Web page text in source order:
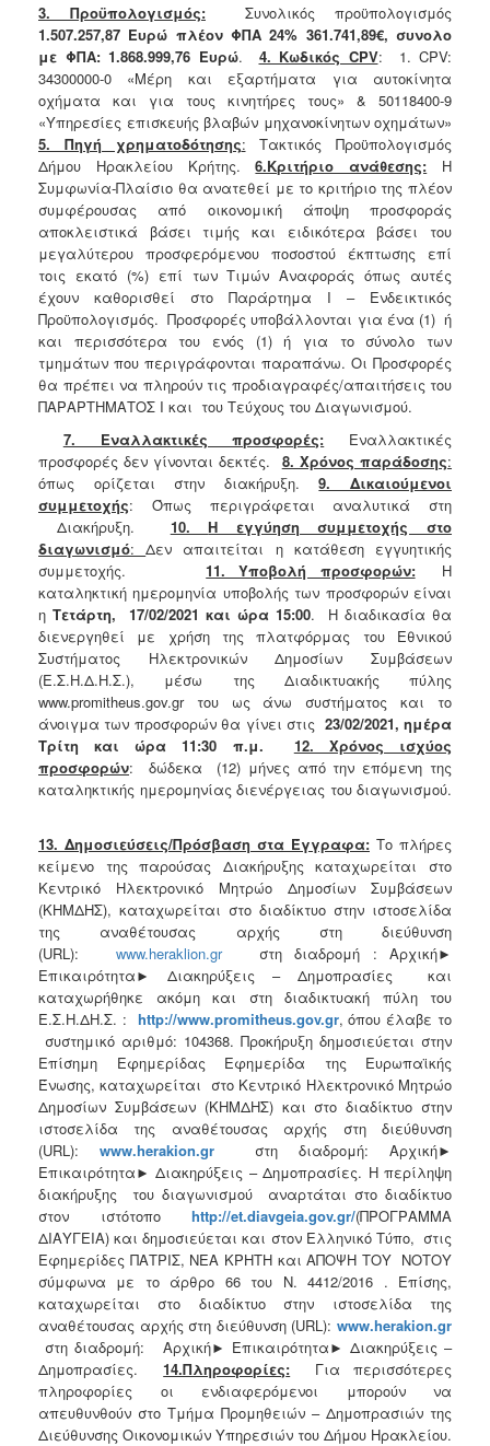
3. Προϋπολογισμός: Συνολικός προϋπολογισμός
1.507.257,87 Ευρώ πλέον ΦΠΑ 24% 361.741,89€, συνολο
με ΦΠΑ: 1.868.999,76 Ευρώ. 4. Κωδικός CPV: 1. CPV:
34300000-0 «Μέρη και εξαρτήματα για αυτοκίνητα
οχήματα και για τους κινητήρες τους» & 50118400-9
«Υπηρεσίες επισκευής βλαβών μηχανοκίνητων οχημάτων»
5. Πηγή χρηματοδότησης: Τακτικός Προϋπολογισμός
Δήμου Ηρακλείου Κρήτης.6.Κριτήριο ανάθεσης: Η
Συμφωνία-Πλαίσιο θα ανατεθεί με το κριτήριο της πλέον
συμφέρουσας από οικονομική άποψη προσφοράς
αποκλειστικά βάσει τιμής και ειδικότερα βάσει του
μεγαλύτερου προσφερόμενου ποσοστού έκπτωσης επί
τοις εκατό (%) επί των Τιμών Αναφοράς όπως αυτές
έχουν καθορισθεί στο Παράρτημα Ι – Ενδεικτικός
Προϋπολογισμός. Προσφορές υποβάλλονται για ένα (1) ή
και περισσότερα του ενός (1) ή για το σύνολο των
τμημάτων που περιγράφονται παραπάνω. Οι Προσφορές
θα πρέπει να πληρούν τις προδιαγραφές/απαιτήσεις του
ΠΑΡΑΡΤΗΜΑΤΟΣ Ι και του Τεύχους του Διαγωνισμού.
7. Εναλλακτικές προσφορές: Εναλλακτικές
προσφορές δεν γίνονται δεκτές. 8. Χρόνος παράδοσης:
όπως ορίζεται στην διακήρυξη.9. Δικαιούμενοι
συμμετοχής: Όπως περιγράφεται αναλυτικά στη
Διακήρυξη. 10.Η εγγύηση συμμετοχής στο
διαγωνισμό:Δεν απαιτείται η κατάθεση εγγυητικής
συμμετοχής.11. Υποβολή προσφορών:Η
καταληκτική ημερομηνία υποβολής των προσφορών είναι
η Τετάρτη, 17/02/2021 και ώρα 15:00. Η διαδικασία θα
διενεργηθεί με χρήση της πλατφόρμας του Εθνικού
Συστήματος Ηλεκτρονικών Δημοσίων Συμβάσεων
(Ε.Σ.Η.Δ.Η.Σ.), μέσω της Διαδικτυακής πύλης
www.promitheus.gov.gr του ως άνω συστήματος και το
άνοιγμα των προσφορών θα γίνει στις 23/02/2021, ημέρα
Τρίτη και ώρα 11:30 π.μ. 12. Χρόνος ισχύος
προσφορών: δώδεκα (12) μήνες από την επόμενη της
καταληκτικής ημερομηνίας διενέργειας του διαγωνισμού.
13. Δημοσιεύσεις/Πρόσβαση στα Έγγραφα: Το πλήρες
κείμενο της παρούσας Διακήρυξης καταχωρείται στο
Κεντρικό Ηλεκτρονικό Μητρώο Δημοσίων Συμβάσεων
(ΚΗΜΔΗΣ), καταχωρείται στο διαδίκτυο στην ιστοσελίδα
της αναθέτουσας αρχής στη διεύθυνση
(URL): www.heraklion.grστη διαδρομή : Αρχική►
Επικαιρότητα► Διακηρύξεις – Δημοπρασίες
και
καταχωρήθηκε ακόμη και στη διαδικτυακή πύλη του
Ε.Σ.Η.ΔΗ.Σ. : http://www.promitheus.gov.gr, όπου έλαβε το
συστημικό αριθμό: 104368. Προκήρυξη δημοσιεύεται στην
Επίσημη Εφημερίδας Εφημερίδα της Ευρωπαϊκής
Ένωσης, καταχωρείται στο Κεντρικό Ηλεκτρονικό Μητρώο
Δημοσίων Συμβάσεων (ΚΗΜΔΗΣ) και στο διαδίκτυο στην
ιστοσελίδα της αναθέτουσας αρχής στη διεύθυνση
(URL): www.herakion.grστη διαδρομή: Αρχική►
Επικαιρότητα► Διακηρύξεις – Δημοπρασίες. Η περίληψη
διακήρυξης του διαγωνισμού αναρτάται στο διαδίκτυο
στον ιστότοπο http://et.diavgeia.gov.gr/(ΠΡΟΓΡΑΜΜΑ
ΔΙΑΥΓΕΙΑ) και δημοσιεύεται και στον Ελληνικό Τύπο, στις
Εφημερίδες ΠΑΤΡΙΣ, ΝΕΑ ΚΡΗΤΗ και ΑΠΟΨΗ ΤΟΥ ΝΟΤΟΥ
σύμφωνα με το άρθρο 66 του Ν. 4412/2016 . Επίσης,
καταχωρείται στο διαδίκτυο στην ιστοσελίδα της
αναθέτουσας αρχής στη διεύθυνση (URL): www.herakion.gr
στη διαδρομή: Αρχική► Επικαιρότητα► Διακηρύξεις –
Δημοπρασίες.14.Πληροφορίες:
Για περισσότερες
πληροφορίες οι ενδιαφερόμενοι μπορούν να
απευθυνθούν στο Τμήμα Προμηθειών – Δημοπρασιών της
Διεύθυνσης Οικονομικών Υπηρεσιών του Δήμου Ηρακλείου.